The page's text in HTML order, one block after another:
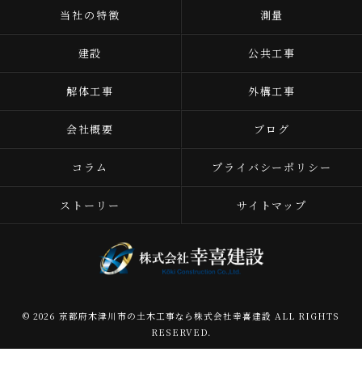
当社の特徴 測量
建設 公共工事
解体工事 外構工事
会社概要 ブログ
コラム プライバシーポリシー
ストーリー サイトマップ
© 2026 京都府木津川市の土木工事なら株式会社幸喜建設 ALL RIGHTS
RESERVED.